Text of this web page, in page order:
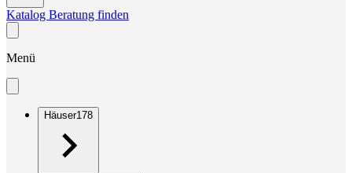
Katalog Beratung finden
Menü
Häuser178